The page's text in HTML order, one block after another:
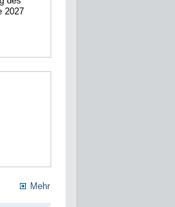
2027
Mehr